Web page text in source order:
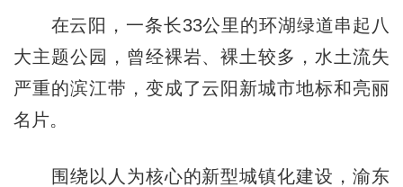
在云阳，一条长33公里的环湖绿道串起八
大主题公园，曾经裸岩、裸土较多，水土流失
严重的滨江带，变成了云阳新城市地标和亮丽
名片。
围绕以人为核心的新型城镇化建设，渝东